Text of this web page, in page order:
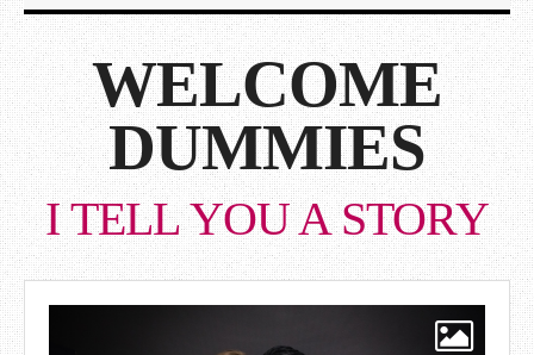
WELCOME
DUMMIES
I TELL YOU A STORY